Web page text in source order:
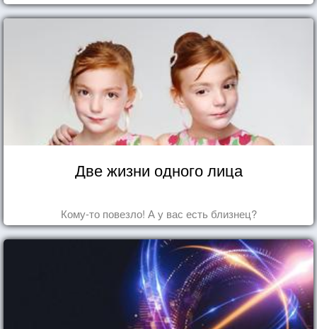
Две жизни одного лица
Кому-то повезло! А у вас есть близнец?